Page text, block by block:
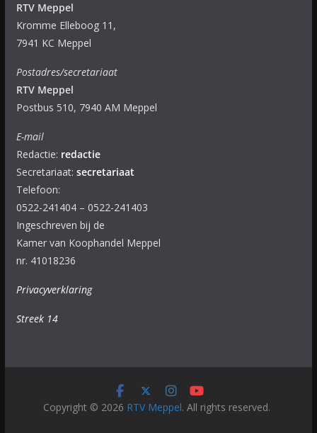
RTV Meppel
Kromme Elleboog 11,
7941 KC Meppel
Postadres/secretariaat
RTV Meppel
Postbus 510, 7940 AM Meppel
E-mail
Redactie: redactie
Secretariaat: secretariaat
Telefoon:
0522-241404 – 0522-241403
Ingeschreven bij de
Kamer van Koophandel Meppel
nr. 41018236
Privacyverklaring
Streek 14
Copyright © 2026 RTV Meppel. All rights reserved.